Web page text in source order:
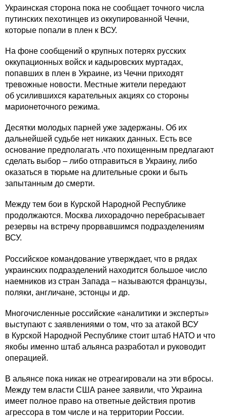
Украинская сторона пока не сообщает точного числа
путинских пехотинцев из оккупированной Чечни,
которые попали в плен к ВСУ.
На фоне сообщений о крупных потерях русских
оккупационных войск и кадыровских муртадах,
попавших в плен в Украине, из Чечни приходят
тревожные новости. Местные жители передают
об усилившихся карательных акциях со стороны
марионеточного режима.
Десятки молодых парней уже задержаны. Об их
дальнейшей судьбе нет никаких данных. Есть все
основание предполагать .что похищенным предлагают
сделать выбор – либо отправиться в Украину, либо
оказаться в тюрьме на длительные сроки и быть
запытанным до смерти.
Между тем бои в Курской Народной Республике
продолжаются. Москва лихорадочно перебрасывает
резервы на встречу прорвавшимся подразделениям
ВСУ.
Российское командование утверждает, что в рядах
украинских подразделений находится большое число
наемников из стран Запада – называются французы,
поляки, англичане, эстонцы и др.
Многочисленные российские «аналитики и эксперты»
выступают с заявлениями о том, что за атакой ВСУ
в Курской Народной Республике стоит штаб НАТО и что
якобы именно штаб альянса разработал и руководит
операцией.
В альянсе пока никак не отреагировали на эти вбросы.
Между тем власти США ранее заявили, что Украина
имеет полное право на ответные действия против
агрессора в том числе и на территории России.